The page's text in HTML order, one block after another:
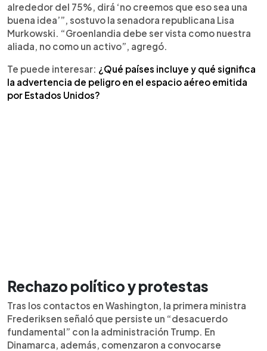
alrededor del 75%, dirá ‘no creemos que eso sea una
buena idea’”, sostuvo la senadora republicana Lisa
Murkowski. “Groenlandia debe ser vista como nuestra
aliada, no como un activo”, agregó.
Te puede interesar: ¿Qué países incluye y qué significa
la advertencia de peligro en el espacio aéreo emitida
por Estados Unidos?
Rechazo político y protestas
Tras los contactos en Washington, la primera ministra
Frederiksen señaló que persiste un “desacuerdo
fundamental” con la administración Trump. En
Dinamarca, además, comenzaron a convocarse